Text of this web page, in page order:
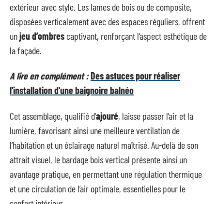
extérieur avec style. Les lames de bois ou de composite,
disposées verticalement avec des espaces réguliers, offrent
unjeu d’ombres captivant, renforçant l’aspect esthétique de
la façade.
A lire en complément :Des astuces pour réaliser
l'installation d'une baignoire balnéo
Cet assemblage, qualifié d’ajouré, laisse passer l’air et la
lumière, favorisant ainsi une meilleure ventilation de
l’habitation et un éclairage naturel maîtrisé. Au-delà de son
attrait visuel, le bardage bois vertical présente ainsi un
avantage pratique, en permettant une régulation thermique
et une circulation de l’air optimale, essentielles pour le